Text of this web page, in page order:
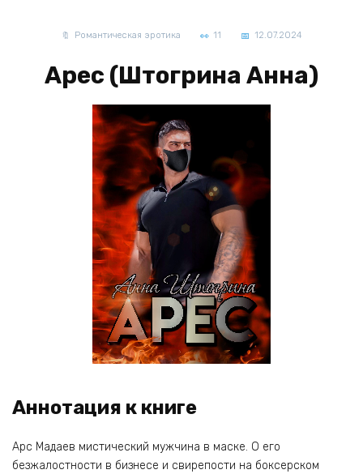
Романтическая эротика 11 12.07.2024
Арес (Штогрина Анна)
Аннотация к книге
Арс Мадаев мистический мужчина в маске. О его
безжалостности в бизнесе и свирепости на боксерском